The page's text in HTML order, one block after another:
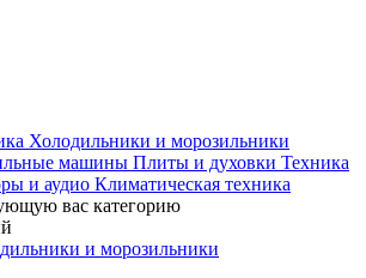
Холодильники и морозильники
машины Плиты и духовки Техника
и аудио Климатическая техника
вас категорию
и морозильники